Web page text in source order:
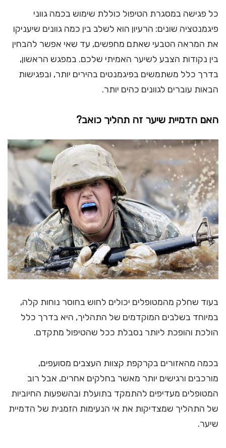
כל פגישה במסגרת הטיפול כוללת שימוש בכמה גווני
פיגמנטציה שונים: הרעיון הוא לשלב בין כמה גוונים שיעניקו
את המראה הטבעי שאתם מחפשים, עד שאי אפשר להבחין
בין נקודות הצבע לשיער האמיתי שלכם. במפגש הראשון,
בדרך כלל משתמשים בפיגמנטים בהירים יותר, ובפגישות
הבאות עוברים לגוונים כהים יותר.
האם הדמיית שיער זה תהליך כואב?
בעוד שחלק מהמטופלים יכולים לחוש בחוסר נוחות קלה,
במיוחד בשלבים המוקדמים של התהליך, היא בדרך כלל
הולכת והופכת ליותר נסבלת ככל שהטיפול מתקדם.
בכמה מהאזורים בקרקפת קצוות העצבים מסועפים,
מורכבים ורגישים יותר מאשר בחלקים אחרים, אבל רוב
המטופלים מעדיפים להתמקד בתועלת ובהשפעות החיוביות
של התהליך שמצדיקות את אי הנעימות הזמנית של הדמיית
שיער.